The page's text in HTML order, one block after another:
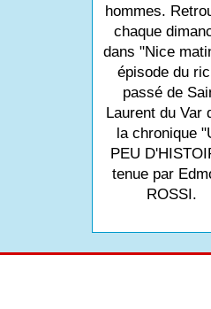
hommes.
chaque
dans "Nice
épisode du
passé de
Laurent du Var
la chronique
PEU
tenue par
ROSSI.